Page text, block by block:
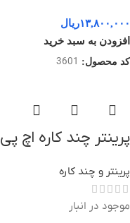
۱۳,۸۰۰,۰۰۰ریال
افزودن به سبد خرید
کد محصول: 3601
پرینتر چند کاره اچ پی 4103-FDW
پرینتر و چند کاره
موجود در انبار